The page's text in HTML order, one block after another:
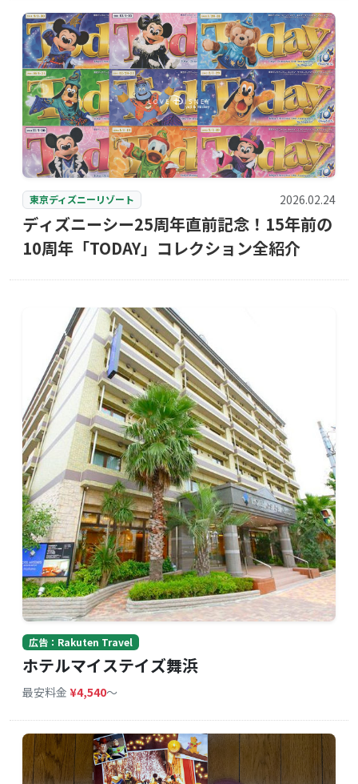
東京ディズニーリゾート 2026.02.24
ディズニーシー25周年直前記念！15年前の
10周年「TODAY」コレクション全紹介
広告：Rakuten Travel
ホテルマイステイズ舞浜
最安料金 ¥4,540〜